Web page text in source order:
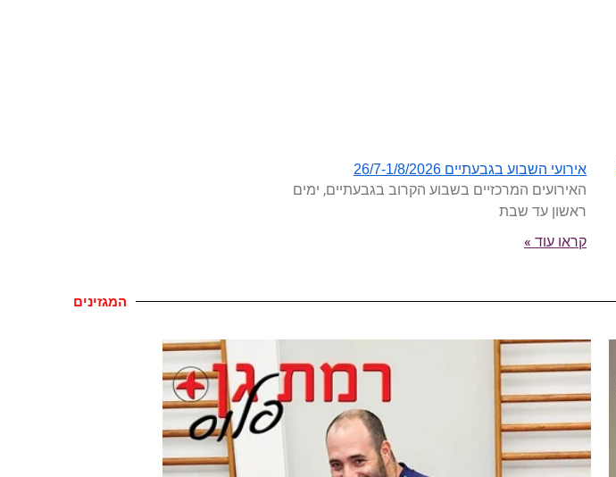
אירועי השבוע בגבעתיים 26/7-1/8/2026
האירועים המרכזיים בשבוע הקרוב בגבעתיים, ימים
ראשון עד שבת
קראו עוד »
המגזינים